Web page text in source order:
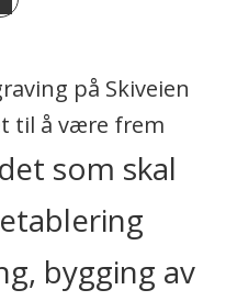
på Skiveien
til å være frem
som skal
bygging av